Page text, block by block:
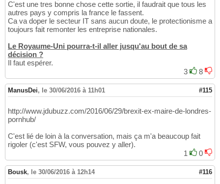
C'est une tres bonne chose cette sortie, il faudrait que tous les
autres pays y compris la france le fassent.
Ca va doper le secteur IT sans aucun doute, le protectionisme a
toujours fait remonter les entreprise nationales.
Le Royaume-Uni pourra-t-il aller jusqu'au bout de sa
décision ?
Il faut espérer.
3
8
ManusDei, le 30/06/2016 à 11h01 #115
http://www.jdubuzz.com/2016/06/29/brexit-ex-maire-de-londres-
pornhub/
C'est lié de loin à la conversation, mais ça m'a beaucoup fait
rigoler (c'est SFW, vous pouvez y aller).
1
0
Bousk, le 30/06/2016 à 12h14 #116